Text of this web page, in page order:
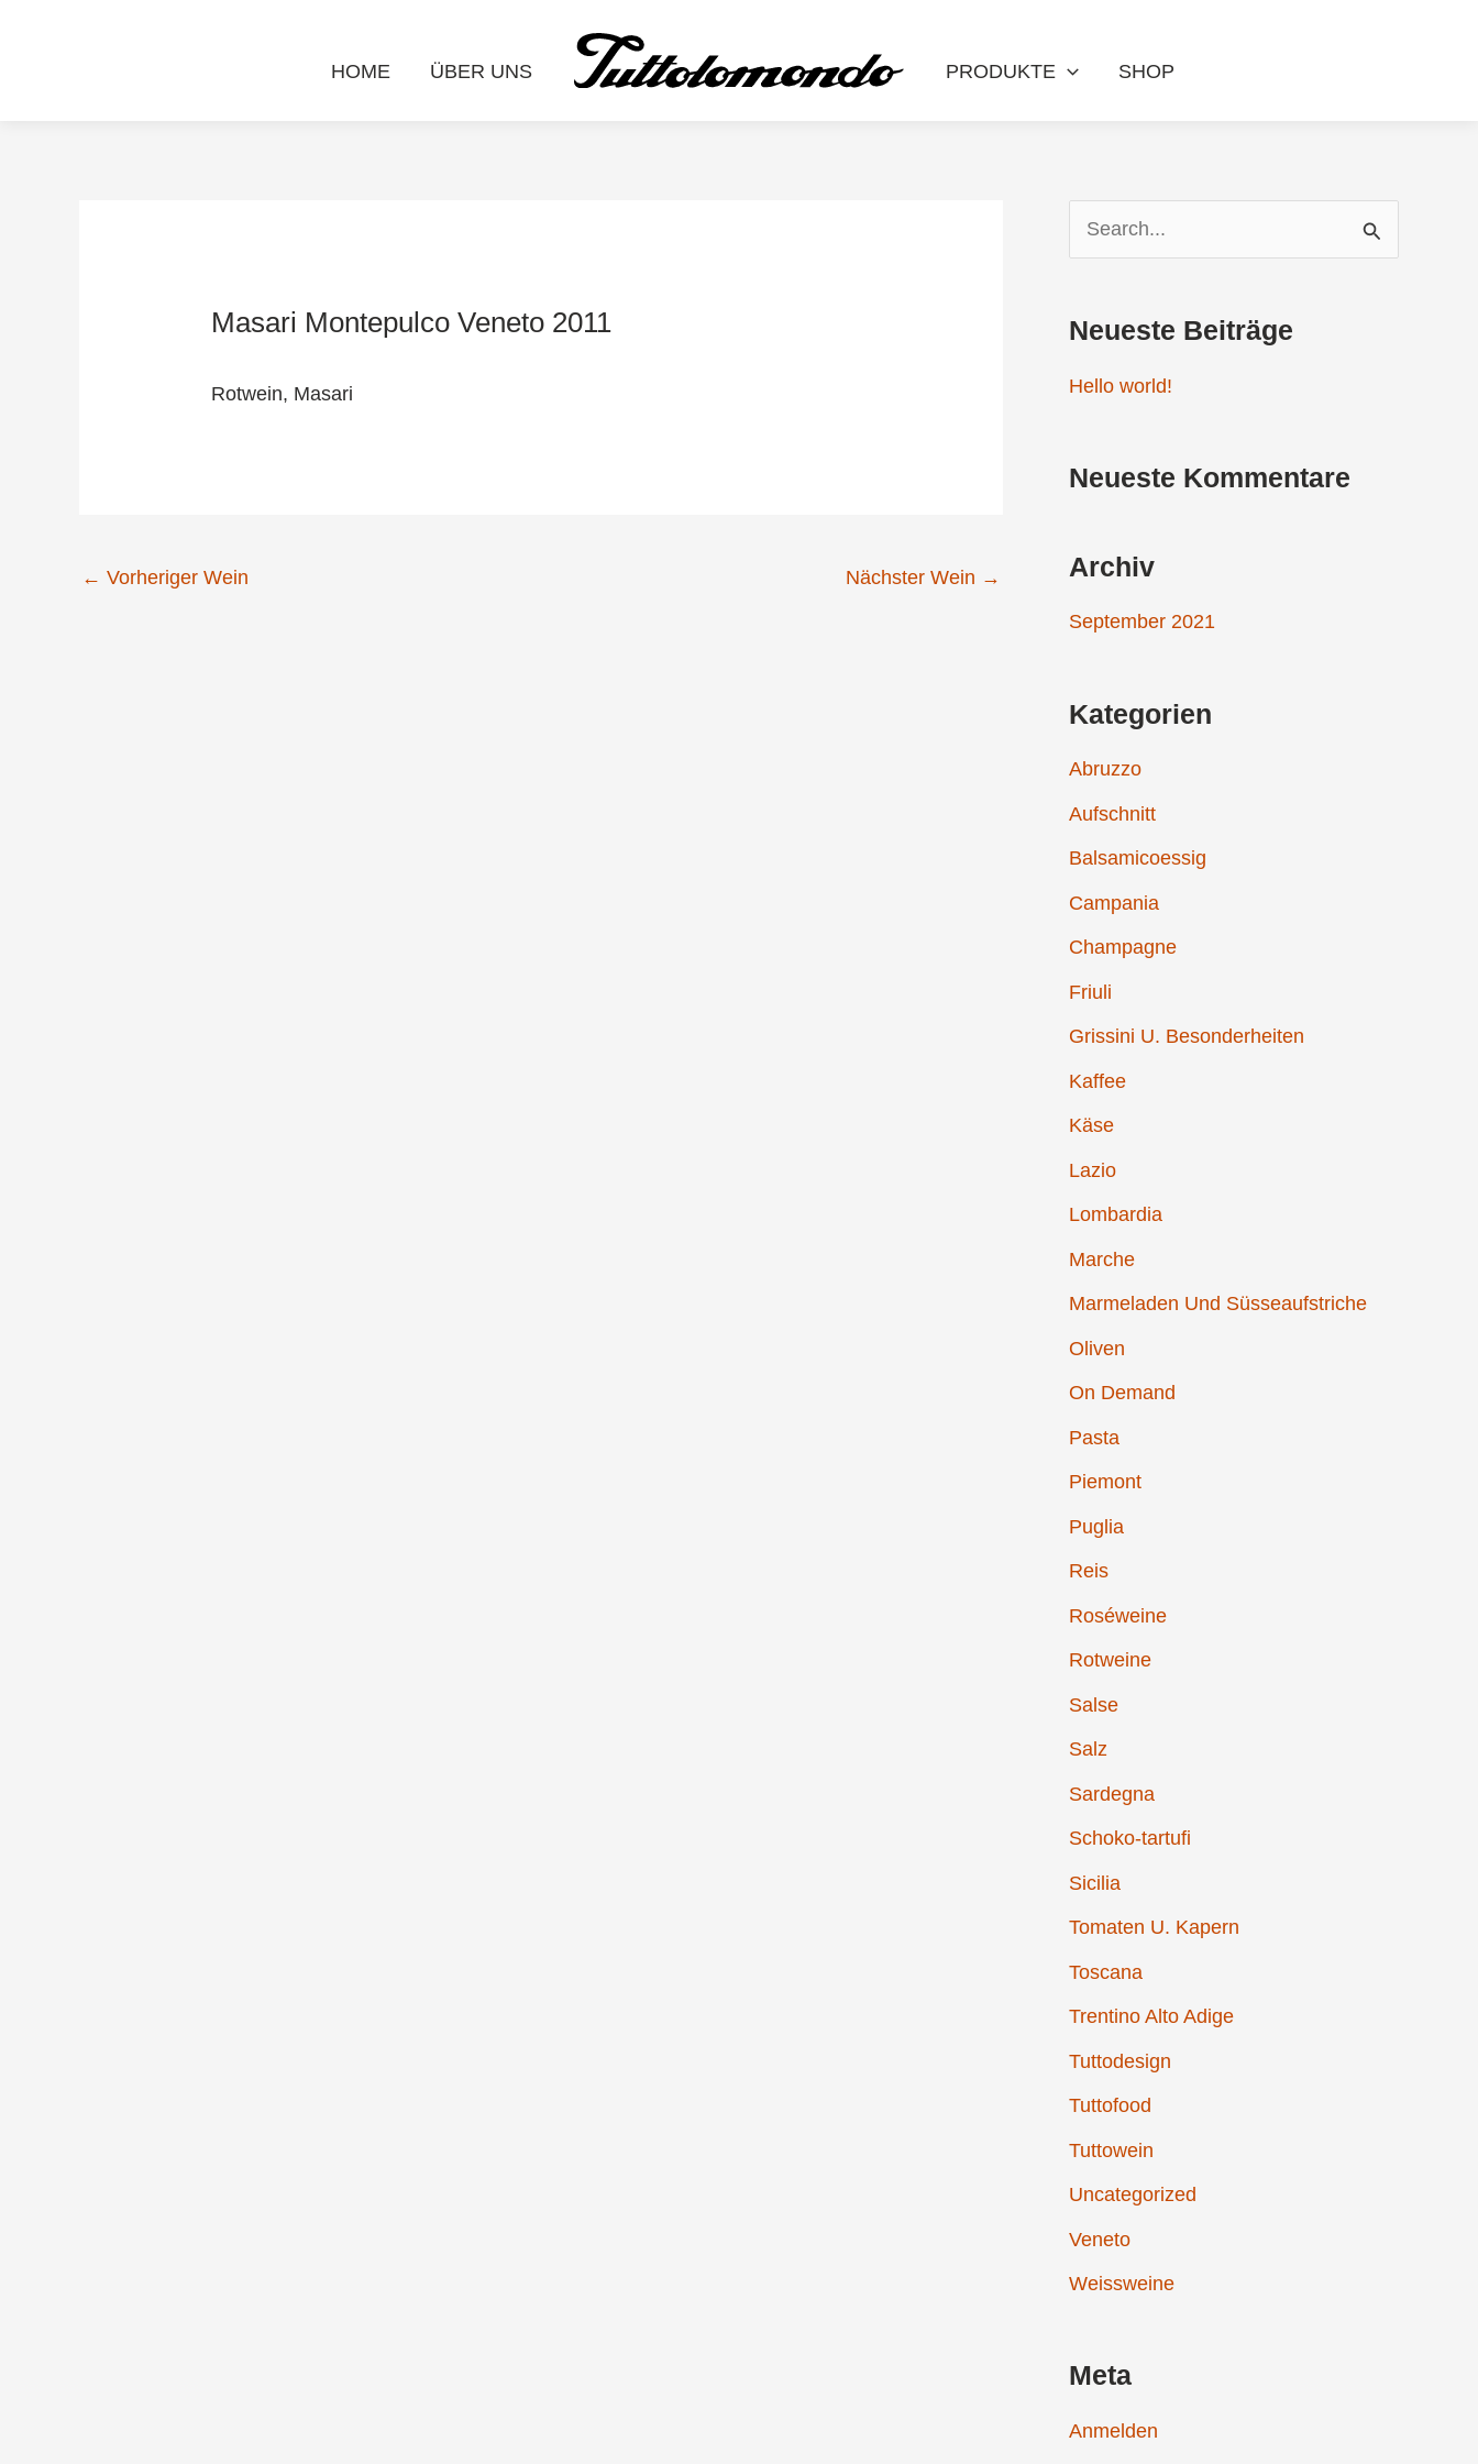
HOME ÜBER UNS PRODUKTE SHOP
Masari Montepulco Veneto 2011
Rotwein, Masari
← Vorheriger Wein Nächster Wein →
c
e
n
c
:
Neueste Beiträge
Hello world!
Neueste Kommentare
Archiv
September 2021
Kategorien
Abruzzo
Aufschnitt
Balsamicoessig
Campania
Champagne
Friuli
Grissini U. Besonderheiten
Kaffee
Käse
Lazio
Lombardia
Marche
Marmeladen Und Süsseaufstriche
Oliven
On Demand
Pasta
Piemont
Puglia
Reis
Roséweine
Rotweine
Salse
Salz
Sardegna
Schoko-tartufi
Sicilia
Tomaten U. Kapern
Toscana
Trentino Alto Adige
Tuttodesign
Tuttofood
Tuttowein
Uncategorized
Veneto
Weissweine
Meta
Anmelden